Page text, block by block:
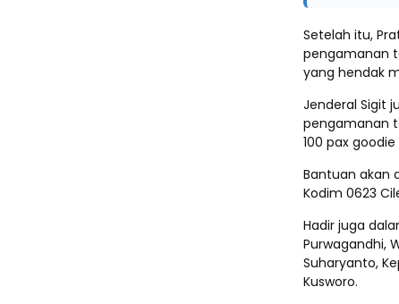
Setelah itu,
pengamanan
yang hendak
Jenderal Sigit
pengamanan
100 pax
Bantuan akan
Kodim 0623
Hadir juga
Purwagandhi,
Suharyanto,
Kusworo.